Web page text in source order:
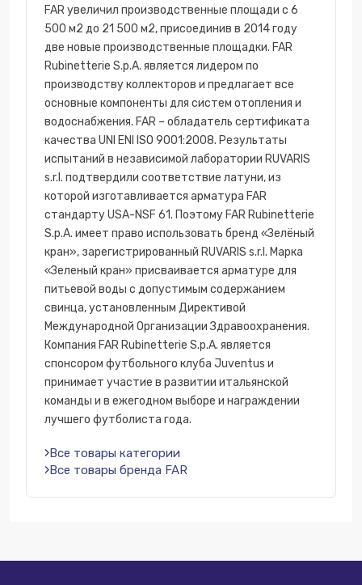
FAR увеличил производственные площади с 6
500 м2 до 21 500 м2, присоединив в 2014 году
две новые производственные площадки. FAR
Rubinetterie S.p.A. является лидером по
производству коллекторов и предлагает все
основные компоненты для систем отопления и
водоснабжения. FAR – обладатель сертификата
качества UNI ENI ISO 9001:2008. Результаты
испытаний в независимой лаборатории RUVARIS
s.r.l. подтвердили соответствие латуни, из
которой изготавливается арматура FAR
стандарту USA-NSF 61. Поэтому FAR Rubinetterie
S.p.A. имеет право использовать бренд «Зелёный
кран», зарегистрированный RUVARIS s.r.l. Марка
«Зеленый кран» присваивается арматуре для
питьевой воды с допустимым содержанием
свинца, установленным Директивой
Международной Организации Здравоохранения.
Компания FAR Rubinetterie S.p.A. является
спонсором футбольного клуба Juventus и
принимает участие в развитии итальянской
команды и в ежегодном выборе и награждении
лучшего футболиста года.
Все товары категории
Все товары бренда FAR